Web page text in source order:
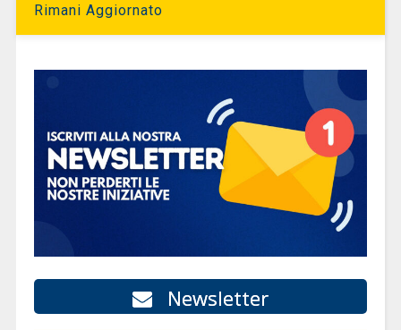
Rimani Aggiornato
Newsletter